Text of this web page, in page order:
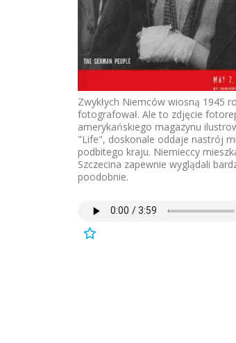
Zwykłych Niemców wiosną 1945
fotografował. Ale to zdjęcie
amerykańskiego magazynu
"Life", doskonale oddaje nastrój
podbitego kraju. Niemieccy
Szczecina zapewnie wyglądali
poodobnie.